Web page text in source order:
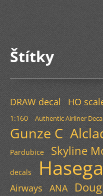
Štítky
DRAW decal HO
1:160 Authentic Airliner
Gunze C
Pardubice
Skyline
decals
Airways
ANA